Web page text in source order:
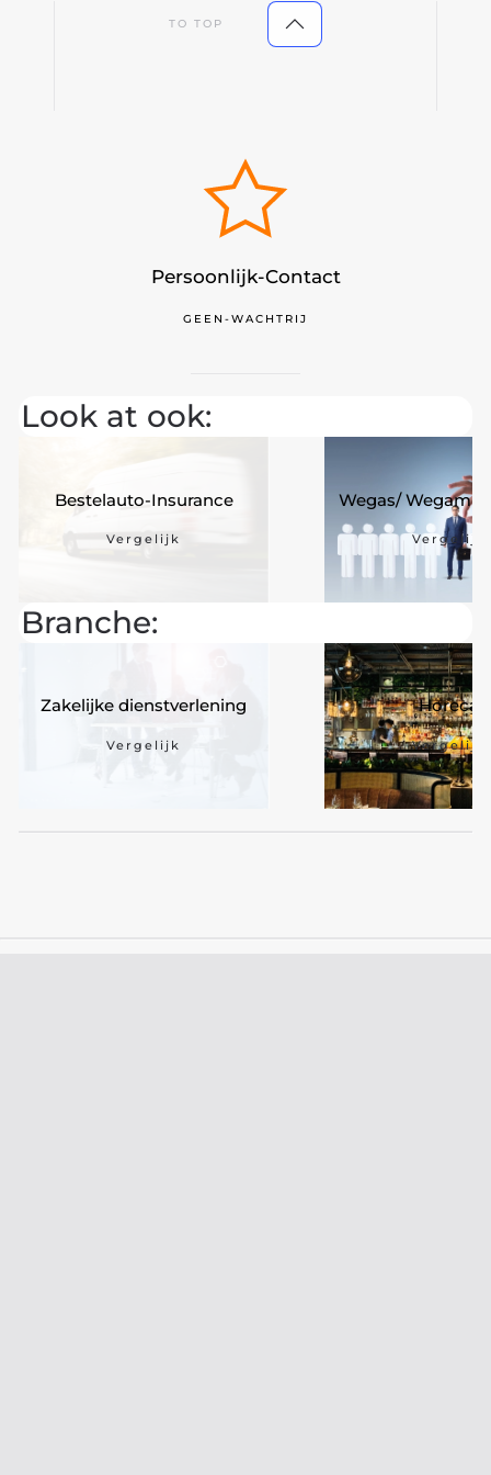
TO TOP
Persoonlijk-Contact
GEEN-WACHTRIJ
Look at ook:
Bestelauto-Insurance
Vergelijk
Wegas/ Wegam-
Vergelijk
Branche:
Horeca
Vergelijk
Zakelijke dienstverlening
Vergelijk